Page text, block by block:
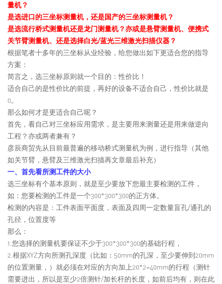
量机？
是选进口的三坐标测量机，还是国产的三坐标测量机？
是选流行桥式测量机还是龙门测量机？亦或是悬臂测量机、便携式
关节臂测量机、还是选择白光/蓝光三维激光扫描仪器？
根据笔者十多年的三坐标从业经验，给您做出如下更适合您的指导
方案：
简言之，选三坐标原则就一个目的：性价比！
适合自己的是性价比的前提，再好的设备不适合自己，性价比就是
0。
那么如何才是更适合自己呢？
首先，看自己对三坐标应用需求，是主要用来测量还是用来做逆向
工程？亦或两者兼有？
彦辰商贸先从目前最普遍的移动桥式测量机为例，进行指导（其他
如关节臂，悬臂及三维激光扫描再文章最后补充）
一、首先看所测工件的大小
选三坐标有个基本原则，就是至少要放下您最主要检测的工件，
如：您要检测的工件是一个300*300*300的正方体。
检测的内容是：工件表面平面度，表面及四周一定数量盲孔/通孔的
孔径，位置度等
那么：
1.您选择的测量机要保证不少于300*300*300的基础行程，
2.根据XYZ方向所测孔深度（比如：50mm的孔深，至少要伸到20mm
的位置测量，）就必须在对应的方向加上20*2=40mm的行程（测针
需要进出，所以是至少2倍测针/加长杆的长度，如前后均有，则在此